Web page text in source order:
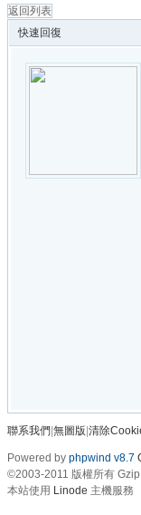
返回列表
快速回復
聯系我們 無圖版 清除
Powered by phpwind v8.7
©2003-2011 版權所有
本站使用 Linode 主機服務